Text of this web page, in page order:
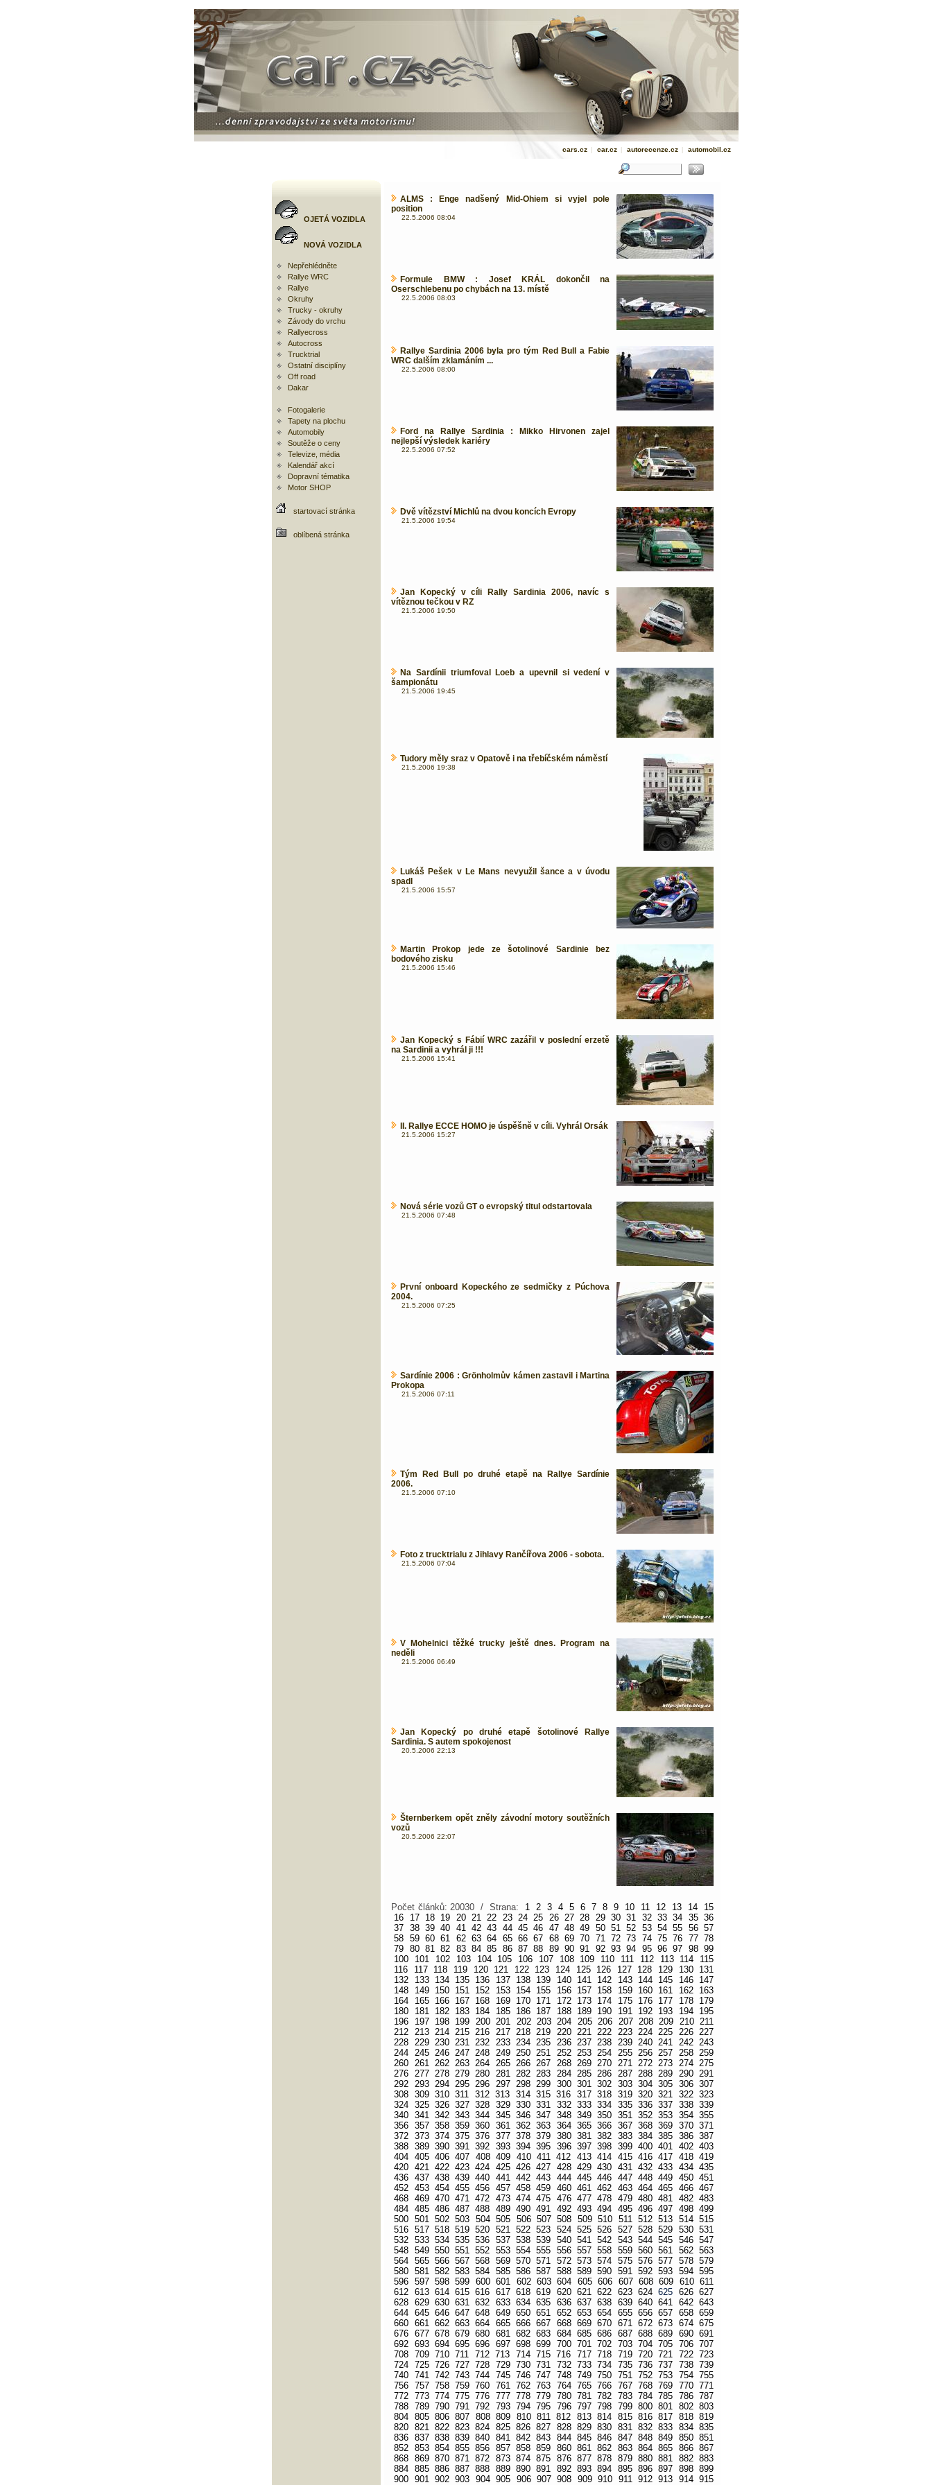
cars.cz | car.cz | autorecenze.cz | automobil.cz
OJETÁ VOZIDLA
NOVÁ VOZIDLA
Nepřehlédněte
Rallye WRC
Rallye
Okruhy
Trucky - okruhy
Závody do vrchu
Rallyecross
Autocross
Trucktrial
Ostatní disciplíny
Off road
Dakar
Fotogalerie
Tapety na plochu
Automobily
Soutěže o ceny
Televize, média
Kalendář akcí
Dopravní tématika
Motor SHOP
startovací stránka
oblíbená stránka
ALMS : Enge nadšený Mid-Ohiem si vyjel pole
position
22.5.2006 08:04
Formule BMW : Josef KRÁL dokončil na
Oserschlebenu po chybách na 13. místě
22.5.2006 08:03
Rallye Sardinia 2006 byla pro tým Red Bull a Fabie
WRC dalším zklamáním ...
22.5.2006 08:00
Ford na Rallye Sardinia : Mikko Hirvonen zajel
nejlepší výsledek kariéry
22.5.2006 07:52
Dvě vítězství Michlů na dvou koncích Evropy
21.5.2006 19:54
Jan Kopecký v cíli Rally Sardinia 2006, navíc s
vítěznou tečkou v RZ
21.5.2006 19:50
Na Sardínii triumfoval Loeb a upevnil si vedení v
šampionátu
21.5.2006 19:45
Tudory měly sraz v Opatově i na třebíčském náměstí
21.5.2006 19:38
Lukáš Pešek v Le Mans nevyužil šance a v úvodu
spadl
21.5.2006 15:57
Martin Prokop jede ze šotolinové Sardinie bez
bodového zisku
21.5.2006 15:46
Jan Kopecký s Fábií WRC zazářil v poslední erzetě
na Sardinii a vyhrál ji !!!
21.5.2006 15:41
II. Rallye ECCE HOMO je úspěšně v cíli. Vyhrál Orsák
21.5.2006 15:27
Nová série vozů GT o evropský titul odstartovala
21.5.2006 07:48
První onboard Kopeckého ze sedmičky z Púchova
2004.
21.5.2006 07:25
Sardínie 2006 : Grönholmův kámen zastavil i Martina
Prokopa
21.5.2006 07:11
Tým Red Bull po druhé etapě na Rallye Sardínie
2006.
21.5.2006 07:10
Foto z trucktrialu z Jihlavy Rančířova 2006 - sobota.
21.5.2006 07:04
V Mohelnici těžké trucky ještě dnes. Program na
neděli
21.5.2006 06:49
Jan Kopecký po druhé etapě šotolinové Rallye
Sardinia. S autem spokojenost
20.5.2006 22:13
Šternberkem opět zněly závodní motory soutěžních
vozů
20.5.2006 22:07
Počet článků: 20030 / Strana: 1 2 3 4 5 6 7 8 9 10 11 12 13 14
15
16
17 18 19 20 21 22 23 24 25 26 27 28 29 30 31 32 33 34 35 36
37 38 39 40 41 42 43 44 45 46 47 48 49 50 51 52 53 54 55 56 57
58 59 60 61 62 63 64 65 66 67 68 69 70 71 72 73 74 75 76 77 78
79 80 81 82 83 84 85 86 87 88 89 90 91 92 93 94 95 96 97 98 99
100
101 102 103 104 105 106 107 108 109 110 111 112 113 114
115
116
117 118 119 120 121 122 123 124 125 126 127 128 129 130
131
132
133 134 135 136 137 138 139 140 141 142 143 144 145 146
147
148
149 150 151 152 153 154 155 156 157 158 159 160 161 162
163
164
165 166 167 168 169 170 171 172 173 174 175 176 177 178
179
180
181 182 183 184 185 186 187 188 189 190 191 192 193 194
195
196
197 198 199 200 201 202 203 204 205 206 207 208 209 210 211
212 213 214 215 216 217 218 219 220 221 222 223 224 225 226 227
228 229 230 231 232 233 234 235 236 237 238 239 240 241 242 243
244 245 246 247 248 249 250 251 252 253 254 255 256 257 258 259
260 261 262 263 264 265 266 267 268 269 270 271 272 273 274 275
276 277 278 279 280 281 282 283 284 285 286 287 288 289 290 291
292 293 294 295 296 297 298 299 300 301 302 303 304 305 306 307
308 309 310 311 312 313 314 315 316 317 318 319 320 321 322 323
324 325 326 327 328 329 330 331 332 333 334 335 336 337 338 339
340 341 342 343 344 345 346 347 348 349 350 351 352 353 354 355
356 357 358 359 360 361 362 363 364 365 366 367 368 369 370 371
372 373 374 375 376 377 378 379 380 381 382 383 384 385 386 387
388 389 390 391 392 393 394 395 396 397 398 399 400 401 402 403
404 405 406 407 408 409 410 411 412 413 414 415 416 417 418 419
420 421 422 423 424 425 426 427 428 429 430 431 432 433 434 435
436 437 438 439 440 441 442 443 444 445 446 447 448 449 450 451
452 453 454 455 456 457 458 459 460 461 462 463 464 465 466 467
468 469 470 471 472 473 474 475 476 477 478 479 480 481 482 483
484 485 486 487 488 489 490 491 492 493 494 495 496 497 498 499
500 501 502 503 504 505 506 507 508 509 510 511 512 513 514 515
516 517 518 519 520 521 522 523 524 525 526 527 528 529 530 531
532 533 534 535 536 537 538 539 540 541 542 543 544 545 546 547
548 549 550 551 552 553 554 555 556 557 558 559 560 561 562 563
564 565 566 567 568 569 570 571 572 573 574 575 576 577 578 579
580 581 582 583 584 585 586 587 588 589 590 591 592 593 594 595
596 597 598 599 600 601 602 603 604 605 606 607 608 609 610 611
612 613 614 615 616 617 618 619 620 621 622 623 624 625 626 627
628 629 630 631 632 633 634 635 636 637 638 639 640 641 642 643
644 645 646 647 648 649 650 651 652 653 654 655 656 657 658 659
660 661 662 663 664 665 666 667 668 669 670 671 672 673 674 675
676 677 678 679 680 681 682 683 684 685 686 687 688 689 690 691
692 693 694 695 696 697 698 699 700 701 702 703 704 705 706 707
708 709 710 711 712 713 714 715 716 717 718 719 720 721 722 723
724 725 726 727 728 729 730 731 732 733 734 735 736 737 738 739
740 741 742 743 744 745 746 747 748 749 750 751 752 753 754 755
756 757 758 759 760 761 762 763 764 765 766 767 768 769 770 771
772 773 774 775 776 777 778 779 780 781 782 783 784 785 786 787
788 789 790 791 792 793 794 795 796 797 798 799 800 801 802 803
804 805 806 807 808 809 810 811 812 813 814 815 816 817 818 819
820 821 822 823 824 825 826 827 828 829 830 831 832 833 834 835
836 837 838 839 840 841 842 843 844 845 846 847 848 849 850 851
852 853 854 855 856 857 858 859 860 861 862 863 864 865 866 867
868 869 870 871 872 873 874 875 876 877 878 879 880 881 882 883
884 885 886 887 888 889 890 891 892 893 894 895 896 897 898 899
900 901 902 903 904 905 906 907 908 909 910 911 912 913 914 915